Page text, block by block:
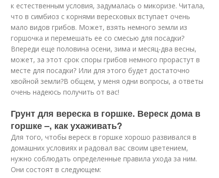
к естественным условия, задумалась о микоризе. Читала,
что в симбиоз с корнями вересковых вступает очень
мало видов грибов. Может, взять немного земли из
горшочка и перемешать ее со смесью для посадки?
Впереди еще половина осени, зима и месяц-два весны,
может, за этот срок споры грибов немного прорастут в
месте для посадки? Или для этого будет достаточно
хвойной земли?В общем, у меня одни вопросы, а ответы
очень надеюсь получить от вас!
Грунт для вереска в горшке. Вереск дома в
горшке –, как ухаживать?
Для того, чтобы вереск в горшке хорошо развивался в
домашних условиях и радовал вас своим цветением,
нужно соблюдать определенные правила ухода за ним.
Они состоят в следующем: